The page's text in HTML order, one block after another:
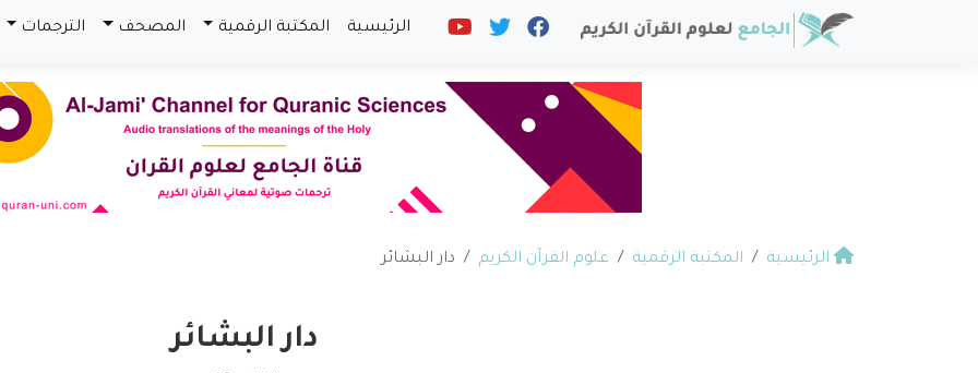
الرئيسية المكتبة الرقمية المصحف الترجمات
الرئيسية المكتبة الرقمية علوم القرآن الكريم دار البشائر
دار البشائر